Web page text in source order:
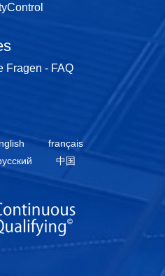
Fragen - FAQ
français
中国